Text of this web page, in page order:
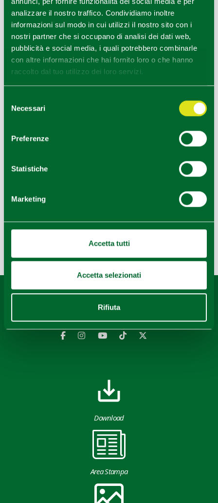
analizzare il nostro traffico. Condividiamo inoltre
informazioni sul modo in cui utilizzi il nostro sito con i
nostri partner che si occupano di analisi dei dati web,
pubblicità e social media, i quali potrebbero combinarle
con altre informazioni che hai fornito loro o che hanno
raccolto dal tuo utilizzo dei loro servizi.
delNecessari
Preferenze
Statistiche
Marketing
Accetta tutti
Accetta selezionati
Rifiuta
Leaflet|Powered by
Contenuti di proprietà di Destinazione Turistica Emilia
rilasciati sotto Licenza CC-BY
Download
Area Stampa